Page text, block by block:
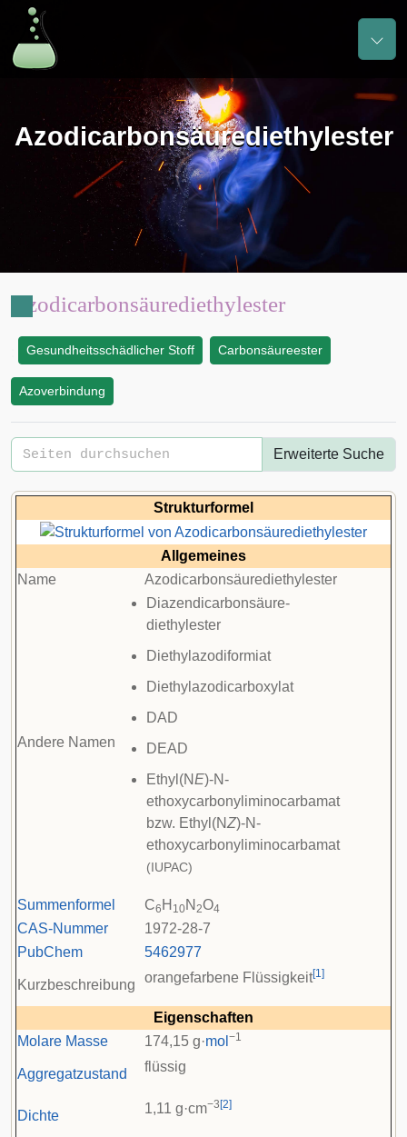
Azodicarbonsäurediethylester
Azodicarbonsäurediethylester
Gesundheitsschädlicher Stoff Carbonsäureester
Azoverbindung
Erweiterte Suche
Strukturformel
Allgemeines
Name
Azodicarbonsäurediethylester
Andere Namen
Diazendicarbonsäure-
diethylester
Diethylazodiformiat
Diethylazodicarboxylat
DAD
DEAD
Ethyl(NE)-N-
ethoxycarbonyliminocarbamat
bzw. Ethyl(NZ)-N-
ethoxycarbonyliminocarbamat
(IUPAC)
Summenformel C6 H 10N 2O4
CAS-Nummer
1972-28-7
PubChem
5462977
Kurzbeschreibung orangefarbene Flüssigkeit[1]
Eigenschaften
Molare Masse
174,15 g·mol −1
Aggregatzustand flüssig
Dichte 1,11 g·cm−3 [2]